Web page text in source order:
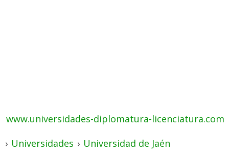
www.universidades-diplomatura-licenciatura.com
› Universidades › Universidad de Jaén